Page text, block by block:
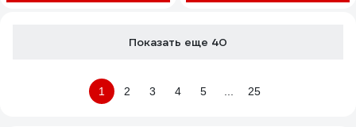
Показать еще 40
1 2 3 4 5 25